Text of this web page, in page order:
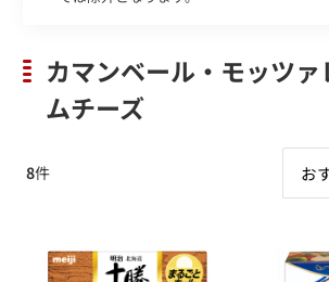
カマンベール・モッツ
ムチーズ
8件